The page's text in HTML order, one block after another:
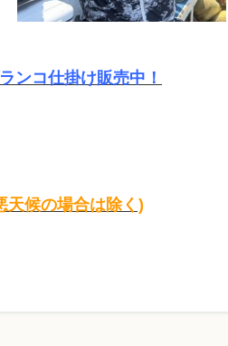
ンコ仕掛け販売中！
候の場合は除く)